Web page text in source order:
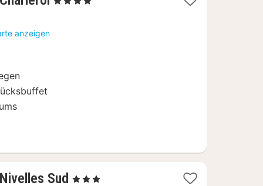
anzeigen
Sud 1
, 3 Sterne